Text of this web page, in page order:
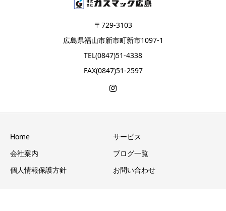
〒729-3103
広島県福山市新市町新市1097-1
TEL(0847)51-4338
FAX(0847)51-2597
Home
サービス
会社案内
ブログ一覧
個人情報保護方針
お問い合わせ